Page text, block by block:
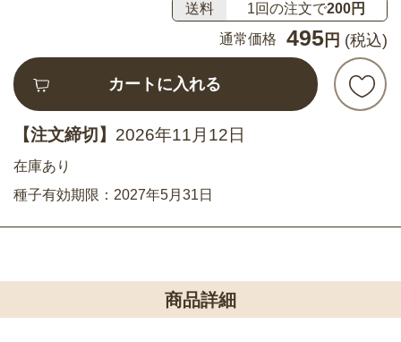
送料 1回の注文で200円
通常価格
495 円 (税込)
カートに入れる
【注文締切】 2026年11月12日
在庫あり
種子有効期限：2027年5月31日
商品詳細